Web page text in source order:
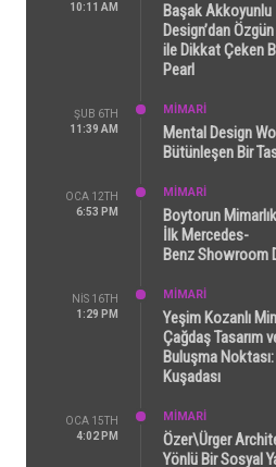
10:11 AM
Başak Akkoyunlu
Design’dan
ile Dikkat Çeken
Pearl
ŞUB 6TH
11:39 AM
MİMARİ
Mental Design
Bütünleşen Bir
OCA 12TH
6:53 PM
MİMARİ
Boytorun
İlk Mercedes-
Benz Showroom
NIS 16TH
1:29 PM
MİMARİ
Yeşim Kozanlı
Çağdaş Tasarım
Buluşma
Kuşadası
OCA 15TH
4:02 PM
MİMARİ
Özer\Ürger
Yönlü Bir Sosyal